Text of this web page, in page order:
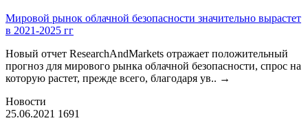
Мировой рынок облачной безопасности значительно вырастет
в 2021-2025 гг
Новый отчет ResearchAndMarkets отражает положительный
прогноз для мирового рынка облачной безопасности, спрос на
которую растет, прежде всего, благодаря ув.. →
Новости
25.06.2021 1691